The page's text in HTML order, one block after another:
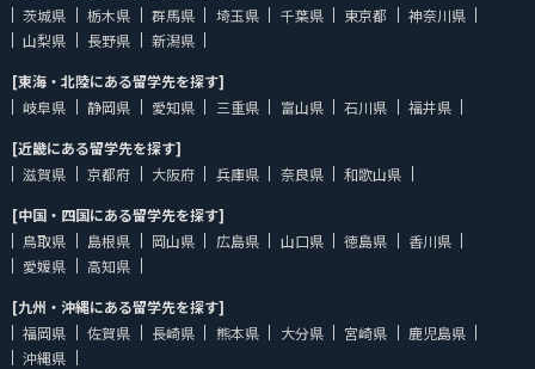
茨城県
栃木県 群馬県 埼玉県 千葉県 東京都
神奈川県
山梨県
長野県
新潟県
[東海・北陸にある留学先を探す]
岐阜県
静岡県 愛知県 三重県 富山県 石川県
福井県
[近畿にある留学先を探す]
滋賀県
京都府 大阪府 兵庫県 奈良県
和歌山県
[中国・四国にある留学先を探す]
鳥取県
島根県 岡山県 広島県 山口県 徳島県
香川県
愛媛県
高知県
[九州・沖縄にある留学先を探す]
福岡県
佐賀県 長崎県 熊本県 大分県 宮崎県
鹿児島県
沖縄県